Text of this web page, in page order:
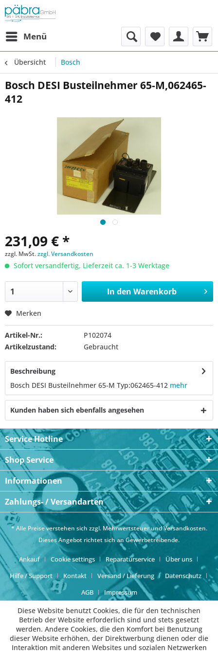
Menü
Übersicht Bosch
Bosch DESI Busteilnehmer 65-M,062465-
412
231,09 € *
zzgl. MwSt.zzgl. Versandkosten
Sofort versandfertig, Lieferzeit ca. 1-3 Werktage
In den Warenkorb
Merken
Artikel-Nr.:
P102074
Artikelzustand:
Gebraucht
Beschreibung
Bosch DESI Busteilnehmer 65-M Typ:062465-412 mehr
Kunden haben sich ebenfalls angesehen
Service Hotline
Shop Service
Informationen
Zahlungs- / Versandarten
* Alle Preise verstehen sich zzgl. Mehrwertsteuer undVersandkosten.
Dieses Angebot richtet sich an Gewerbetreibende.
Ankauf Cookie settings Reparaturservice
Über uns
Hilfe / Support
Kontakt Versand / Lieferung
Datenschutz
AGB
Impressum
Diese Website benutzt Cookies, die für den technischen
Betrieb der Website erforderlich sind und stets gesetzt
werden. Andere Cookies, die den Komfort bei Benutzung
dieser Website erhöhen, der Direktwerbung dienen oder die
Interaktion mit anderen Websites und sozialen Netzwerken